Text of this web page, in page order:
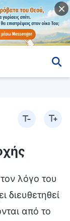
λόγο του
διευθετηθεί
από το